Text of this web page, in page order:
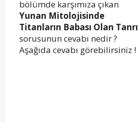
bölümde karşımıza çıkan
Yunan Mitolojisinde
Titanların Babası Olan Tanrı
sorusunun cevabı nedir ?
Aşağıda cevabı görebilirsiniz !